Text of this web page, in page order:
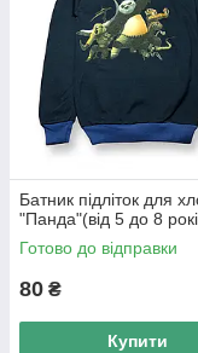
4 причини
ринку
Реалізуємо
виробників
Батник підліток для
"Панда"(від 5 до 8
Готово до відправки
80 ₴
Купити